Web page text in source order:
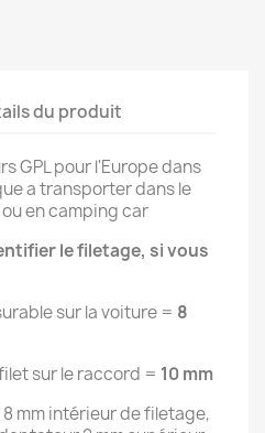
du produit
GPL pour l'Europe dans
a transporter dans le
en camping car
le filetage, si vous
sur la voiture = 8
sur le raccord = 10 mm
mm intérieur de filetage,